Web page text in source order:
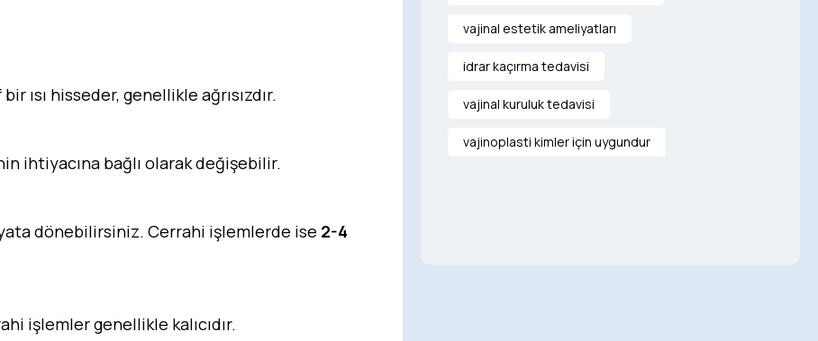
ısı hisseder, genellikle ağrısızdır.
ihtiyacına bağlı olarak değişebilir.
dönebilirsiniz. Cerrahi işlemlerde ise 2-4
işlemler genellikle kalıcıdır.
vajinal estetik ameliyatları
idrar kaçırma tedavisi
vajinal kuruluk tedavisi
vajinoplasti kimler için uygundur